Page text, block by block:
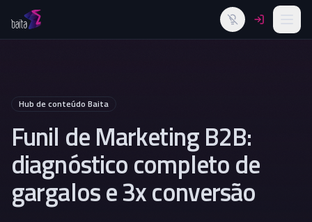
Alternar tema
Hub de conteúdo Baita
Funil de Marketing B2B:
diagnóstico completo de
gargalos e 3x conversão